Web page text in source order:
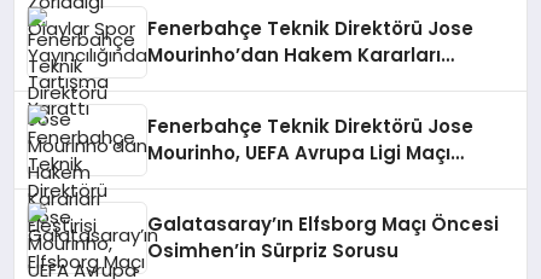
Fenerbahçe Teknik Direktörü Jose
Mourinho’dan Hakem Kararları
Fenerbahçe Teknik Direktörü Jose
Mourinho, UEFA Avrupa Ligi Maçı
Galatasaray’ın Elfsborg Maçı Öncesi
Osimhen’in Sürpriz Sorusu